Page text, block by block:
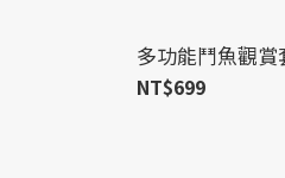
多功能鬥魚觀賞
NT$699